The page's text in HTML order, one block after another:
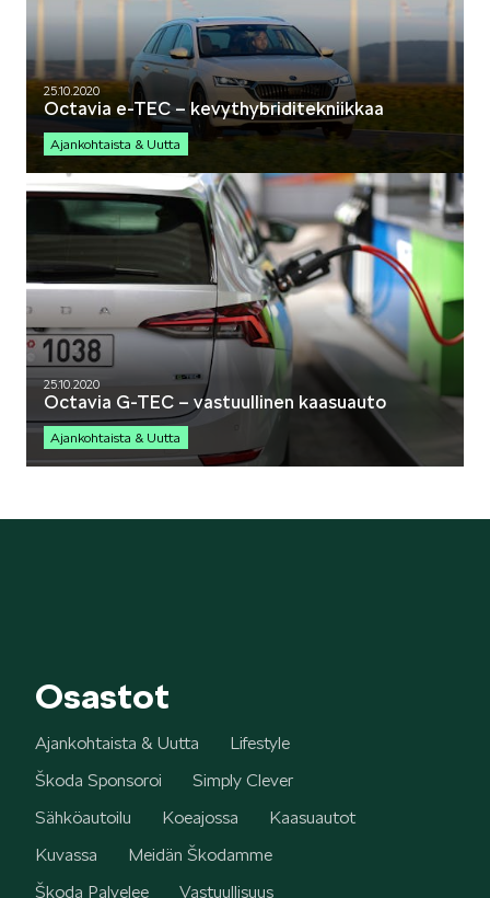
SUPERB
ENYAQ
ELROQ
PEAQ
25.10.2020
Octavia e-TEC – kevythybriditekniikkaa
Ajankohtaista & Uutta
25.10.2020
Octavia G-TEC – vastuullinen kaasuauto
Ajankohtaista & Uutta
Osastot
Ajankohtaista & Uutta
Lifestyle
Škoda Sponsoroi
Simply Clever
Sähköautoilu
Koeajossa
Kaasuautot
Kuvassa
Meidän Škodamme
Škoda Palvelee
Vastuullisuus